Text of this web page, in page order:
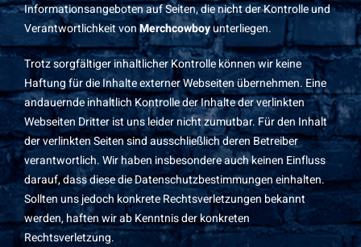
Informationsangeboten auf Seiten, die nicht der Kontrolle und
Verantwortlichkeit vonMerchcowboyunterliegen.
Trotz sorgfältiger inhaltlicher Kontrolle können wir keine
Haftung für die Inhalte externer Webseiten übernehmen. Eine
andauernde inhaltlich Kontrolle der Inhalte der verlinkten
Webseiten Dritter ist uns leider nicht zumutbar. Für den Inhalt
der verlinkten Seiten sind ausschließlich deren Betreiber
verantwortlich. Wir haben insbesondere auch keinen Einfluss
darauf, dass diese die Datenschutzbestimmungen einhalten.
Sollten uns jedoch konkrete Rechtsverletzungen bekannt
werden, haften wir ab Kenntnis der konkreten
Rechtsverletzung.